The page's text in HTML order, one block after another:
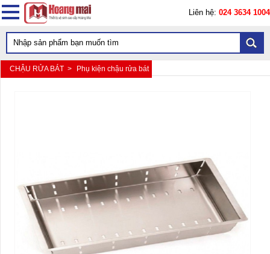
Liên hệ: 024 3634 1004
CHẬU RỬA BÁT > Phụ kiện chậu rửa bát